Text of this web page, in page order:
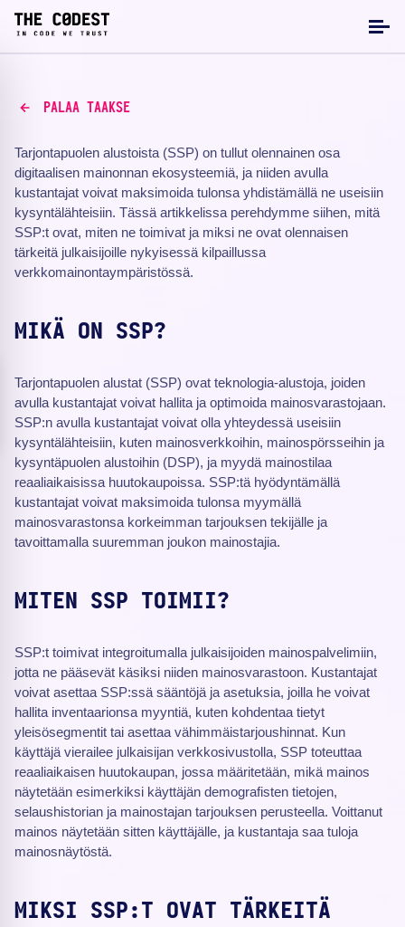
PALAA TAAKSE
Tarjontapuolen alustoista (SSP) on tullut olennainen osa
digitaalisen mainonnan ekosysteemiä, ja niiden avulla
kustantajat voivat maksimoida tulonsa yhdistämällä ne useisiin
kysyntälähteisiin. Tässä artikkelissa perehdymme siihen, mitä
SSP:t ovat, miten ne toimivat ja miksi ne ovat olennaisen
tärkeitä julkaisijoille nykyisessä kilpaillussa
verkkomainontaympäristössä.
MIKÄ ON SSP?
Tarjontapuolen alustat (SSP) ovat teknologia-alustoja, joiden
avulla kustantajat voivat hallita ja optimoida mainosvarastojaan.
SSP:n avulla kustantajat voivat olla yhteydessä useisiin
kysyntälähteisiin, kuten mainosverkkoihin, mainospörsseihin ja
kysyntäpuolen alustoihin (DSP), ja myydä mainostilaa
reaaliaikaisissa huutokaupoissa. SSP:tä hyödyntämällä
kustantajat voivat maksimoida tulonsa myymällä
mainosvarastonsa korkeimman tarjouksen tekijälle ja
tavoittamalla suuremman joukon mainostajia.
MITEN SSP TOIMII?
SSP:t toimivat integroitumalla julkaisijoiden mainospalvelimiin,
jotta ne pääsevät käsiksi niiden mainosvarastoon. Kustantajat
voivat asettaa SSP:ssä sääntöjä ja asetuksia, joilla he voivat
hallita inventaarionsa myyntiä, kuten kohdentaa tietyt
yleisösegmentit tai asettaa vähimmäistarjoushinnat. Kun
käyttäjä vierailee julkaisijan verkkosivustolla, SSP toteuttaa
reaaliaikaisen huutokaupan, jossa määritetään, mikä mainos
näytetään esimerkiksi käyttäjän demografisten tietojen,
selaushistorian ja mainostajan tarjouksen perusteella. Voittanut
mainos näytetään sitten käyttäjälle, ja kustantaja saa tuloja
mainosnäytöstä.
MIKSI SSP:T OVAT TÄRKEITÄ